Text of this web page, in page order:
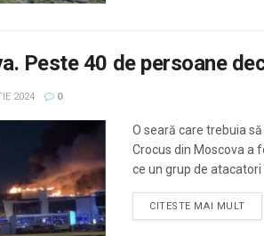
Peste 40 de persoane
2024 0
O seară care trebuia
Crocus din Moscova a
ce un grup de atacatori
CITESTE MAI MULT